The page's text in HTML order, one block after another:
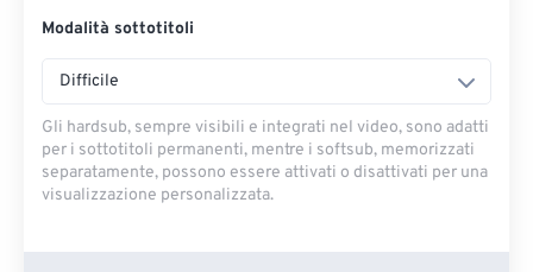
Modalità sottotitoli
Difficile
Gli hardsub, sempre visibili e integrati nel video, sono adatti
per i sottotitoli permanenti, mentre i softsub, memorizzati
separatamente, possono essere attivati ​​o disattivati ​​per una
visualizzazione personalizzata.